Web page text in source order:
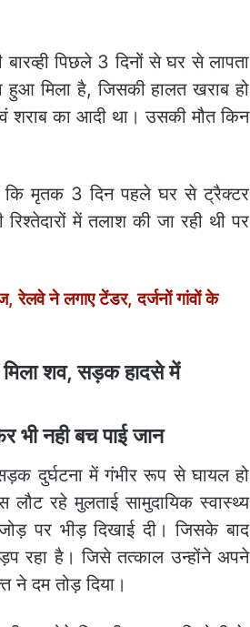
पिछले 3 दिनों से घर से लापता
मिला है, जिसकी हालत खराब हो
शराब का आदी था। उसकी मौत किन
कि मृतक 3 दिन पहले घर से ट्रैक्टर
में तलाश की जा रही थी पर
रेलवे ने लगाए टेंडर, दर्जनों गांवों के
भी नही बच पाई जान
दुर्घटना में गंभीर रूप से घायल हो
रहे मुलताई सामुदायिक स्वास्थ्य
पर भीड़ दिखाई दी। जिसके बाद
रहा है। जिसे तत्काल उन्होंने अपने
ने दम तोड़ दिया।